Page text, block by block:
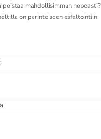
mahdollisimman nopeasti?
on perinteiseen asfaltointiin